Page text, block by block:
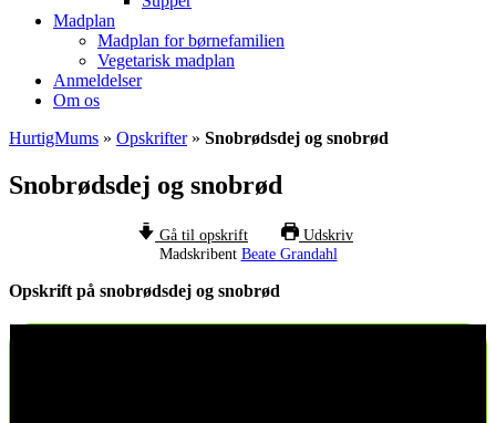
Madplan
Madplan for børnefamilien
Vegetarisk madplan
Anmeldelser
Om os
HurtigMums » Opskrifter» Snobrødsdej og snobrød
Snobrødsdej og snobrød
Gå til opskrift
Udskriv
Madskribent Beate Grandahl
Opskrift på snobrødsdej og snobrød